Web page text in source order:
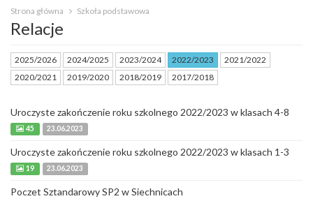
Strona główna Szkoła podstawowa
Relacje
2025/2026 2024/2025 2023/2024 2022/2023
2021/2022
2020/2021
2019/2020 2018/2019 2017/2018
Uroczyste zakończenie roku szkolnego 2022/2023 w klasach 4-8
45 23.06.2023
Uroczyste zakończenie roku szkolnego 2022/2023 w klasach 1-3
19 23.06.2023
Poczet Sztandarowy SP2 w Siechnicach